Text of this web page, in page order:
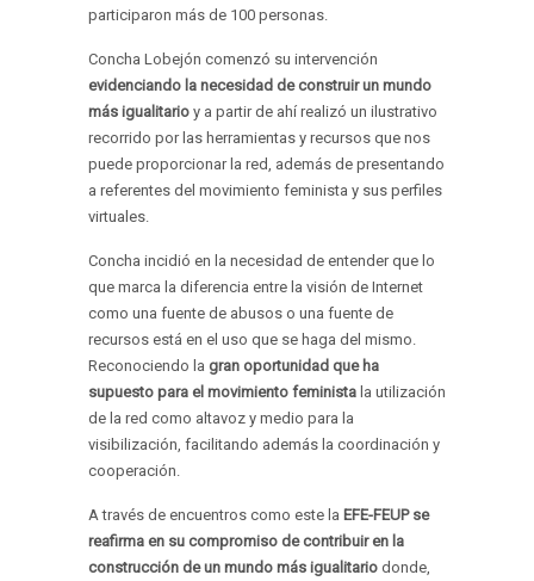
participaron más de 100 personas.
Concha Lobejón comenzó su intervención
evidenciando la necesidad de construir un mundo
más igualitario y a partir de ahí realizó un ilustrativo
recorrido por las herramientas y recursos que nos
puede proporcionar la red, además de presentando
a referentes del movimiento feminista y sus perfiles
virtuales.
Concha incidió en la necesidad de entender que lo
que marca la diferencia entre la visión de Internet
como una fuente de abusos o una fuente de
recursos está en el uso que se haga del mismo.
Reconociendo la gran oportunidad que ha
supuesto para el movimiento feminista la utilización
de la red como altavoz y medio para la
visibilización, facilitando además la coordinación y
cooperación.
A través de encuentros como este la EFE-FEUP se
reafirma en su compromiso de contribuir en la
construcción de un mundo más igualitario donde,